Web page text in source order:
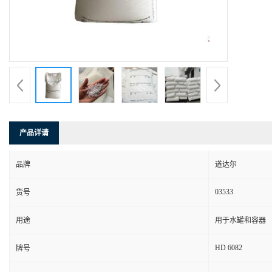
产品详请
品牌 道达尔
货号 03533
用途 用于水罐和容器
牌号 HD 6082